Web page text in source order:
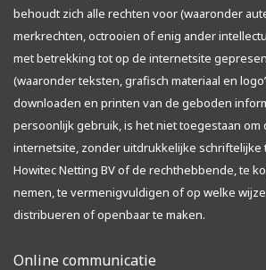
behoudt zich alle rechten voor (waaronder
merkrechten, octrooien of enig ander
met betrekking tot op de internetsite
(waaronder teksten, grafisch materiaal en
downloaden en printen van de geboden
persoonlijk gebruik, is het niet toegestaan om
internetsite, zonder uitdrukkelijke schriftelijke
Howitec Netting BV of de rechthebbende, te
nemen, te vermenigvuldigen of op welke
distribueren of openbaar te maken.
Online communicatie